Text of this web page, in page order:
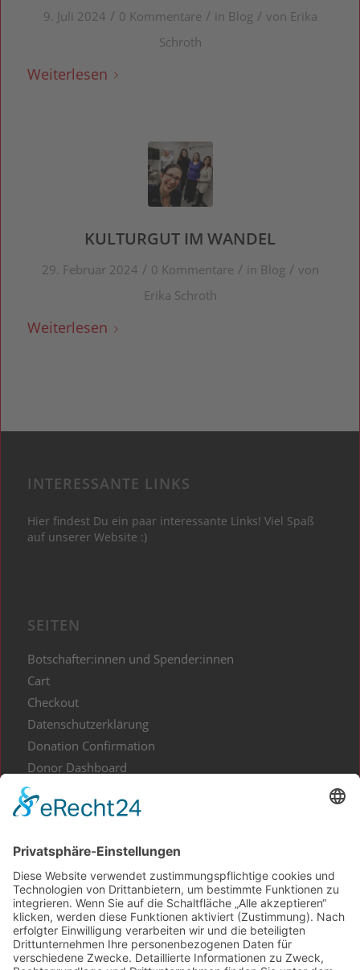
9. Juli 2024 / 0 Kommentare / in Blog / von Erika
Schroth
Weiterlesen
KULTURGUT IM WANDEL
29. Februar 2024 / 0 Kommentare / in Blog / von
Erika Schroth
Weiterlesen
INTERESSANTE LINKS
Hier findest Du ein paar interessante Links! Viel Spaß
auf unserer Website :)
SEITEN
Botschafter:innen und Spender:innen
Cart
Checkout
Datenschutzerklärung
Donation Confirmation
Donor Dashboard
Events
Gesundes aus Kunst und Kultur
Impressum
Kontakt
My Account
Projekt Waldliebe
Projekte spenden
Shop